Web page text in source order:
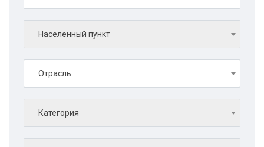
Населенный пункт
Отрасль
Категория